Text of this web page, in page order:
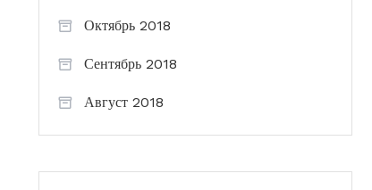
Октябрь 2018
Сентябрь 2018
Август 2018